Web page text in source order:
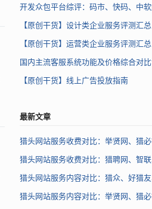
开发众包平台综评：码市、快码、中软
【原创干货】设计类企业服务评测汇总
【原创干货】运营类企业服务评测汇总
国内主流客服系统功能及价格综合对
【原创干货】线上广告投放指南
最新文章
猎头网站服务收费对比：举贤网、猎
猎头网站服务收费对比：猎聘网、智
猎头网站服务内容对比：猎众、好猎
猎头网站服务内容对比：举贤网、猎